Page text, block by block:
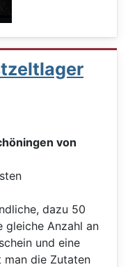
von
dazu 50
Anzahl an
und eine
man die Zutaten